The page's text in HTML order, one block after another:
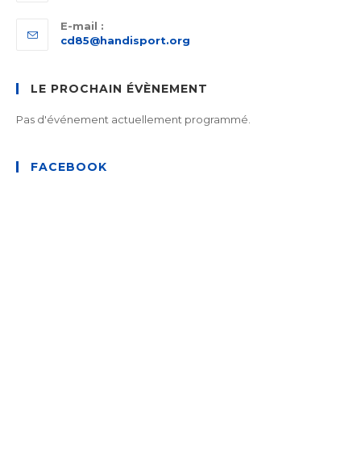
E-mail :
cd85@handisport.org
application
LE PROCHAIN ÉVÈNEMENT
Pas d'événement actuellement programmé.
FACEBOOK